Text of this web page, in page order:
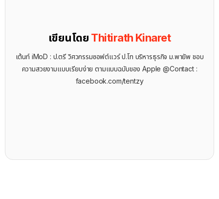
เขียนโดย Thitirath Kinaret
เต้นท์ iMoD : ป.ตรี วิศวกรรมซอฟต์แวร์ ป.โท บริหารธุรกิจ ม.พายัพ ชอบ
ความสวยงามแบบเรียบง่าย ตามแบบฉบับของ Apple @Contact :
facebook.com/tentzy